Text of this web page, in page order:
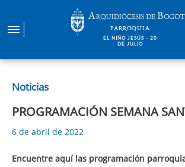
contenido
PARROQUIA
EL NIÑO JESÚS - 20
DE JULIO
Noticias
PROGRAMACIÓN SEMANA
6 de abril de 2022
Encuentre aquí las programación